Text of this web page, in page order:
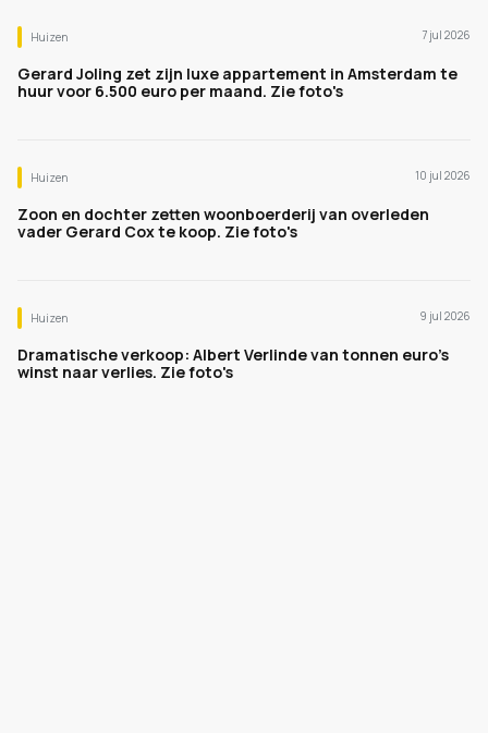
Huizen 7 jul 2026
Gerard Joling zet zijn luxe appartement in Amsterdam te
huur voor 6.500 euro per maand. Zie foto's
Huizen 10 jul 2026
Zoon en dochter zetten woonboerderij van overleden
vader Gerard Cox te koop. Zie foto's
Huizen 9 jul 2026
Dramatische verkoop: Albert Verlinde van tonnen euro's
winst naar verlies. Zie foto's